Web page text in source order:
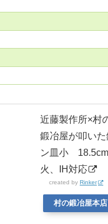
近藤製作所×村
鍛冶屋が叩い
ン皿小
火、IH対応
created by Rinker
村の鍛冶屋本店